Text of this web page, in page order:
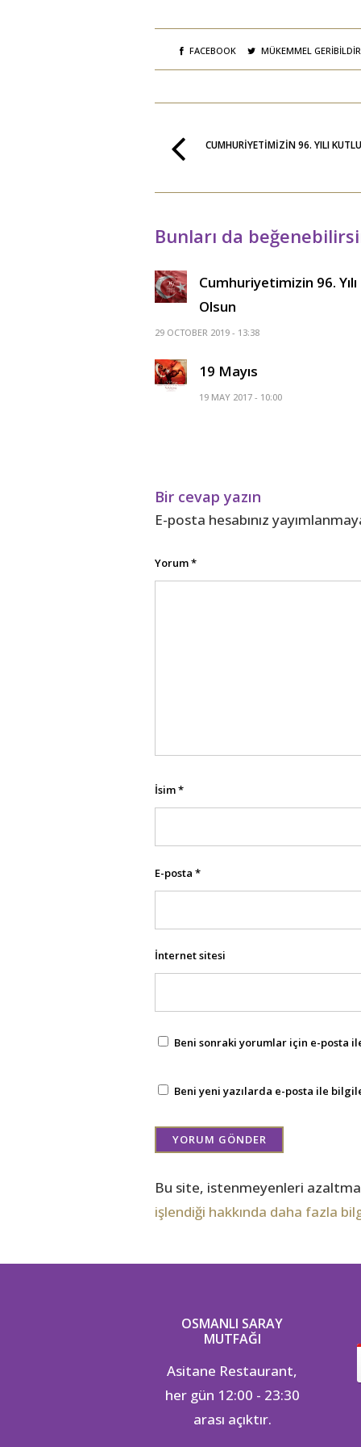
i
e
c
d
ı
l
c
r
d
ı
)
FACEBOOK MÜKEMMEL
CUMHURIYETIMIZIN 96. YILI
Bunları da
Cumhuriyetimizin 96.
Olsun
29 OCTOBER 2019 - 13:38
19 Mayıs
19 MAY 2017 - 10:00
Bir cevap yazın
E-posta hesabınız
Yorum*
İsim*
E-posta *
İnternet sitesi
Beni sonraki yorumlar için e-posta
Beni yeni yazılarda e-posta ile
Bu site, istenmeyenleri
işlendiği hakkında daha fazla
OSMANLI SARAY
MUTFAĞI
Asitane Restaurant,
her gün 12:00 - 23:30
arası açıktır.